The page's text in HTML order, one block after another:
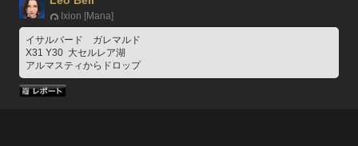
Ixion [Mana]
イサルバード　ガレマルド
X31 Y30  大セルレア湖
アルマスティからドロップ